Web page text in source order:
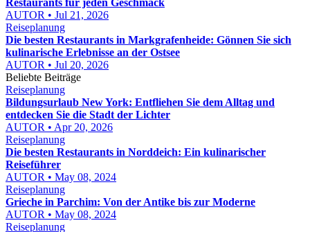
Restaurants für jeden Geschmack
AUTOR • Jul 21, 2026
Reiseplanung
Die besten Restaurants in Markgrafenheide: Gönnen Sie sich
kulinarische Erlebnisse an der Ostsee
AUTOR • Jul 20, 2026
Beliebte Beiträge
Reiseplanung
Bildungsurlaub New York: Entfliehen Sie dem Alltag und
entdecken Sie die Stadt der Lichter
AUTOR • Apr 20, 2026
Reiseplanung
Die besten Restaurants in Norddeich: Ein kulinarischer
Reiseführer
AUTOR • May 08, 2024
Reiseplanung
Grieche in Parchim: Von der Antike bis zur Moderne
AUTOR • May 08, 2024
Reiseplanung